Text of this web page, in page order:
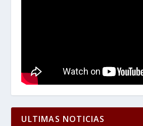
ULTIMAS NOTICIAS